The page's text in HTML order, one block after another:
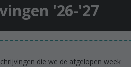
'26-'27
die we de afgelopen week